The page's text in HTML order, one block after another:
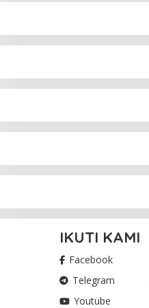
IKUTI KAMI
Facebook
Telegram
Youtube